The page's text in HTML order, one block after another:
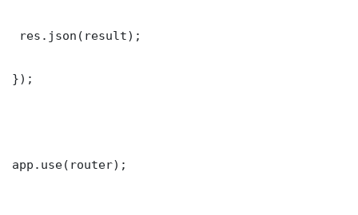
res.json(result);
});
app.use(router);